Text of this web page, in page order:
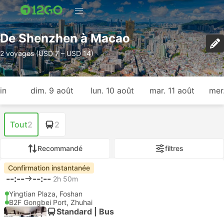
De Shenzhen à Macao
2 voyages (USD 7 – USD 14)
dim. 9 août lun. 10 août mar. 11 août
Tout2 2
Recommandé filtres
Confirmation instantanée
--:-- --:-- 2h 50m
Yingtian Plaza, Foshan
B2F Gongbei Port, Zhuhai
Standard | Bus